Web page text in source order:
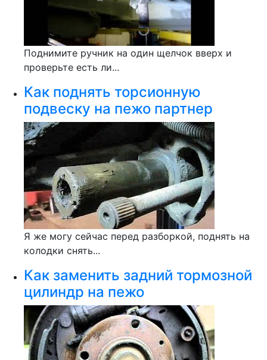
Поднимите ручник на один щелчок вверх и
проверьте есть ли...
Как поднять торсионную
подвеску на пежо партнер
Я же могу сейчас перед разборкой, поднять на
колодки снять...
Как заменить задний тормозной
цилиндр на пежо